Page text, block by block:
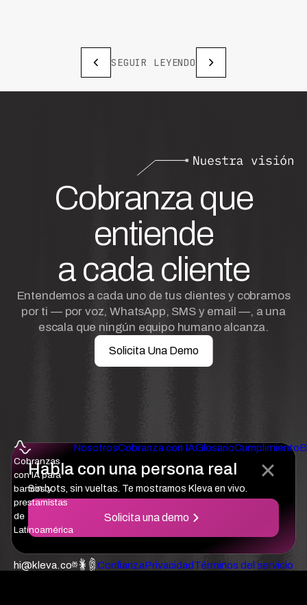
SEGUIR LEYENDO
Habla con una persona real
Sin bots, sin vueltas. Te mostramos Kleva en vivo.
Solicita una demo
Cobranza que
entiende
a cada cliente
Entendemos a cada uno de tus clientes y cobramos
por ti — por voz, WhatsApp, SMS y email —, a una
escala que ningún equipo humano alcanza.
Solicita Una Demo
Cobranzas
con IA para
bancos y
prestamistas
de
Latinoamérica
NosotrosCobranza con IAGlosarioCumplimiento
hi@kleva.co ConfianzaPrivacidadTérminos del servicio